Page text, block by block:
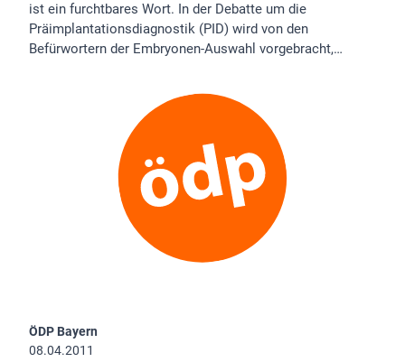
ist ein furchtbares Wort. In der Debatte um die
Präimplantationsdiagnostik (PID) wird von den
Befürwortern der Embryonen-Auswahl vorgebracht,…
ÖDP Bayern
08.04.2011